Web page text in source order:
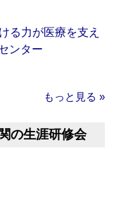
る力が医療を支え
ンター
もっと見る »
の生涯研修会